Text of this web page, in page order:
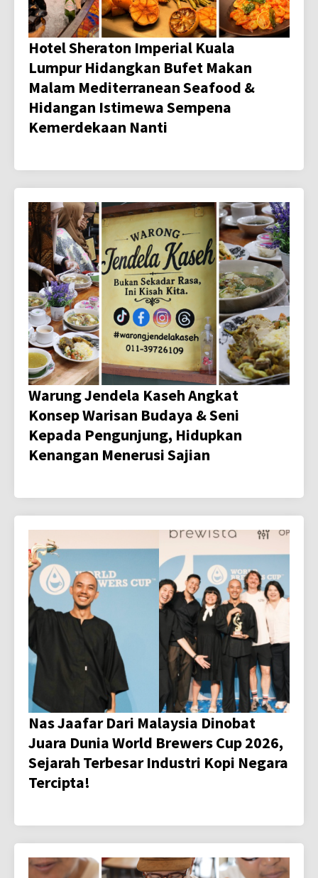
Hotel Sheraton Imperial Kuala
Lumpur Hidangkan Bufet Makan
Malam Mediterranean Seafood &
Hidangan Istimewa Sempena
Kemerdekaan Nanti
Warung Jendela Kaseh Angkat
Konsep Warisan Budaya & Seni
Kepada Pengunjung, Hidupkan
Kenangan Menerusi Sajian
Nas Jaafar Dari Malaysia Dinobat
Juara Dunia World Brewers Cup 2026,
Sejarah Terbesar Industri Kopi Negara
Tercipta!